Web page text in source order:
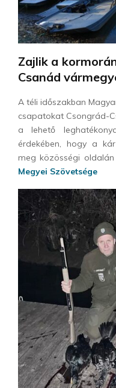
Zajlik a
Csanád
A téli időszakban
csapatokat Csongrád-
a lehető
érdekében, hogy a
meg közösségi oldalán
Megyei Szövetsége